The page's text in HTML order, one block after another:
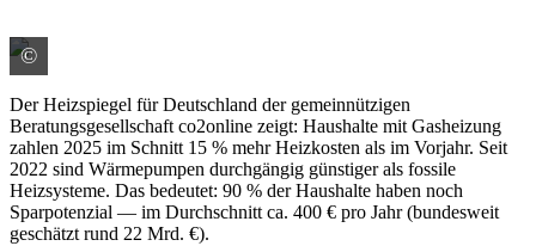
©
Der Heizspiegel für Deutschland der gemeinnützigen
Beratungsgesellschaft co2online zeigt: Haushalte mit Gasheizung
zahlen 2025 im Schnitt 15 % mehr Heizkosten als im Vorjahr. Seit
2022 sind Wärmepumpen durchgängig günstiger als fossile
Heizsysteme. Das bedeutet: 90 % der Haushalte haben noch
Sparpotenzial — im Durchschnitt ca. 400 € pro Jahr (bundesweit
geschätzt rund 22 Mrd. €).